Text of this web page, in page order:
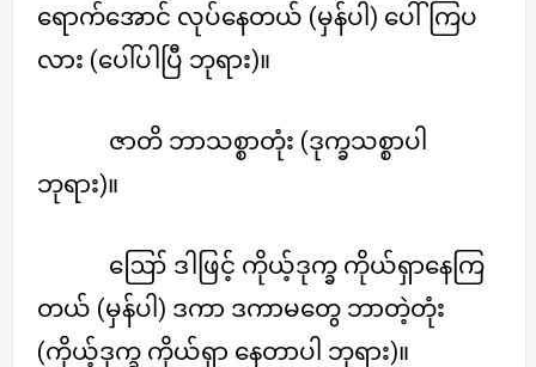
ရောက်အောင် လုပ်နေတယ် (မှန်ပါ) ပေါ်ကြပ
လား (ပေါ်ပါပြီ ဘုရား)။
ဇာတိ ဘာသစ္စာတုံး (ဒုက္ခသစ္စာပါ
ဘုရား)။
ဪ ဒါဖြင့် ကိုယ့်ဒုက္ခ ကိုယ်ရှာနေကြ
တယ် (မှန်ပါ) ဒကာ ဒကာမတွေ ဘာတဲ့တုံး
(ကိုယ့်ဒုက္ခ ကိုယ်ရှာ နေတာပါ ဘုရား)။